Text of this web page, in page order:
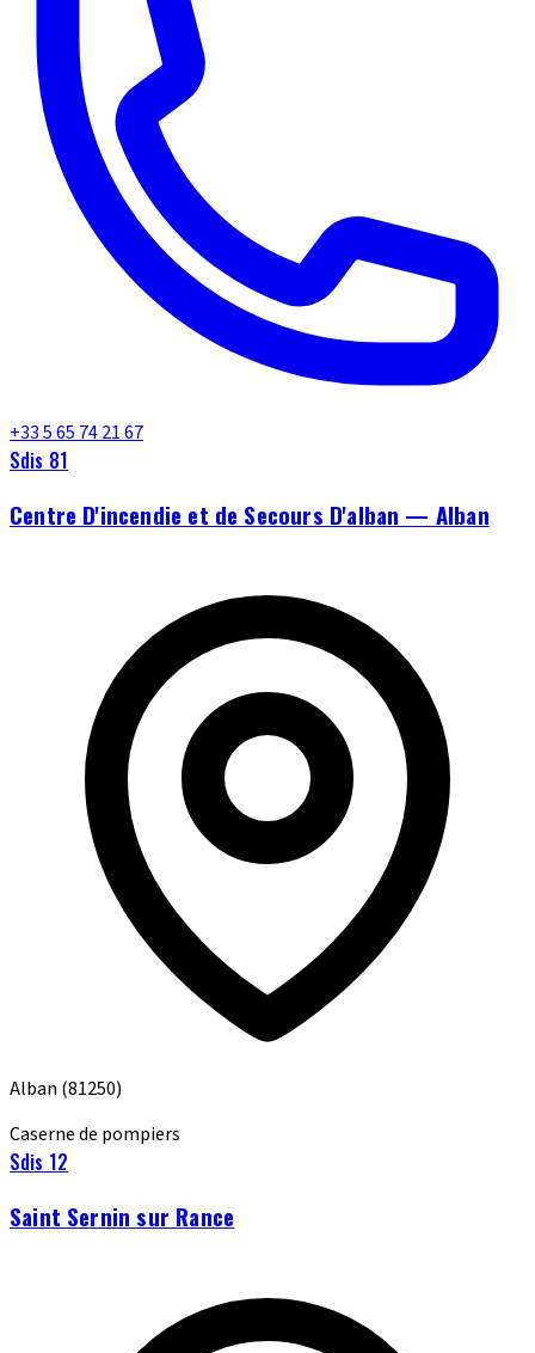
+33 5 65 74 21 67
Sdis 81
Centre D'incendie et de Secours D'alban — Alban
Alban (81250)
Caserne de pompiers
Sdis 12
Saint Sernin sur Rance